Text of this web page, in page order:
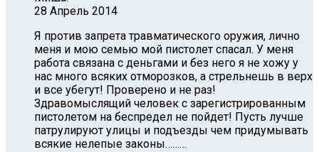
28 Апрель 2014
Я против запрета травматического оружия, лично
меня и мою семью мой пистолет спасал. У меня
работа связана с деньгами и без него я не хожу у
нас много всяких отморозков, а стрельнешь в верх
и все убегут! Проверено и не раз!
Здравомыслящий человек с зарегистрированным
пистолетом на беспредел не пойдет! Пусть лучше
патрулируют улицы и подъезды чем придумывать
всякие нелепые законы………